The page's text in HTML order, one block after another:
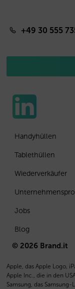
+49 30 555
Handyhüllen
Tablethüllen
Wiederverkäufer
Jobs
Blog
© 2026 Brand.it
Apple, das Apple Logo,
Apple Inc., die in den
Samsung, das